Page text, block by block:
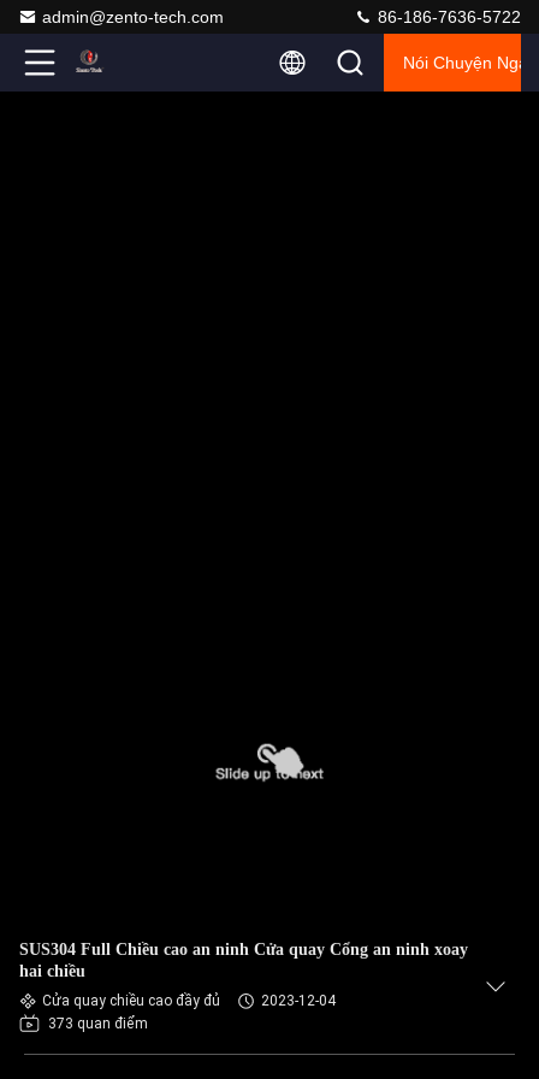
admin@zento-tech.com 86-186-7636-5722
Nói Chuyện Ngay.
SUS304 Full Chiều cao an ninh Cửa quay Cổng an ninh xoay
hai chiều
Cửa quay chiều cao đầy đủ
2023-12-04
373 quan điểm